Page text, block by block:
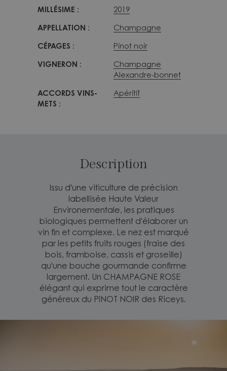
MILLÉSIME : 2019
APPELLATION : Champagne
CÉPAGES : Pinot noir
VIGNERON :
Champagne
Alexandre-bonnet
ACCORDS VINS-
METS :
Apéritif
Description
Issu d'une viticulture de précision
labellisée Haute Valeur
Environementale, les pratiques
biologiques permettent d'élaborer un
vin fin et complexe. Le nez est marqué
par les petits fruits rouges (fraise des
bois, framboise, cassis et groseille)
qu'une bouche gourmande confirme
largement. Un CHAMPAGNE ROSE
élégant qui exprime tout le caractère
généreux du PINOT NOIR des Riceys.